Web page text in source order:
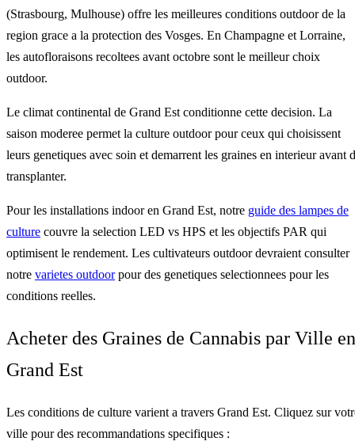
(Strasbourg, Mulhouse) offre les meilleures conditions outdoor de la
region grace a la protection des Vosges. En Champagne et Lorraine,
les autofloraisons recoltees avant octobre sont le meilleur choix
outdoor.
Le climat continental de Grand Est conditionne cette decision. La
saison moderee permet la culture outdoor pour ceux qui choisissent
leurs genetiques avec soin et demarrent les graines en interieur avant
transplanter.
Pour les installations indoor en Grand Est, notre guide des lampes de
culture couvre la selection LED vs HPS et les objectifs PAR qui
optimisent le rendement. Les cultivateurs outdoor devraient consulter
notre varietes outdoorpour des genetiques selectionnees pour les
conditions reelles.
Acheter des Graines de Cannabis par Ville en
Grand Est
Les conditions de culture varient a travers Grand Est. Cliquez sur
ville pour des recommandations specifiques :